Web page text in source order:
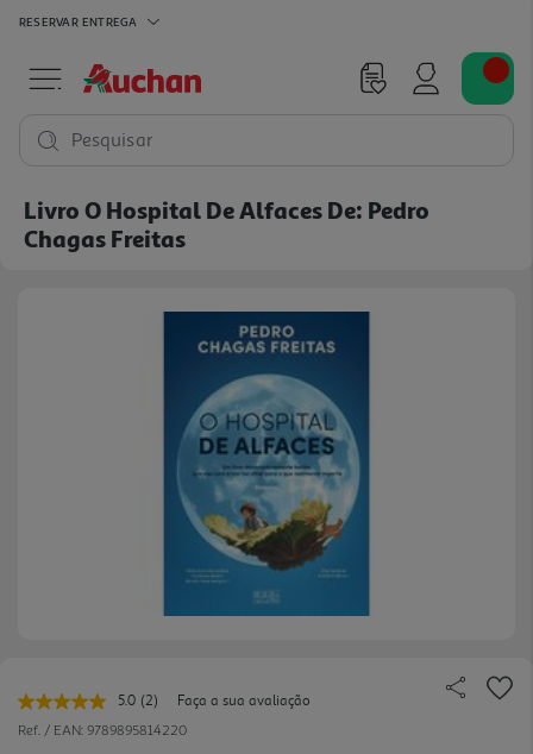
RESERVAR ENTREGA
Pesquisar
Livro O Hospital De Alfaces De: Pedro
Chagas Freitas
5.0 Leu
2
(2)
Faça a sua avaliação
Ref. / EAN: 9789895814220